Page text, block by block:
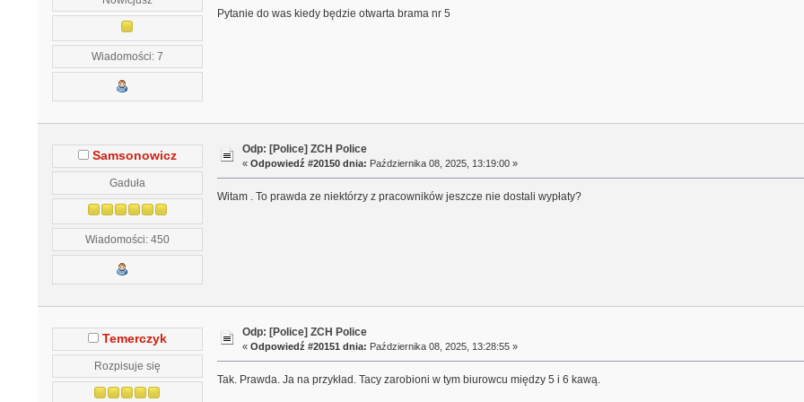
Wiadomości: 7
Pytanie do was kiedy będzie otwarta brama nr 5
Samsonowicz
Gaduła
Wiadomości: 450
Odp: [Police] ZCH Police
«Odpowiedź #20150 dnia: Października 08, 2025, 13:19:00 »
Witam . To prawda ze niektórzy z pracowników jeszcze nie dostali wypłaty?
Temerczyk
Rozpisuje się
Odp: [Police] ZCH Police
«Odpowiedź #20151 dnia: Października 08, 2025, 13:28:55 »
Tak. Prawda. Ja na przykład. Tacy zarobioni w tym biurowcu między 5 i 6 kawą.